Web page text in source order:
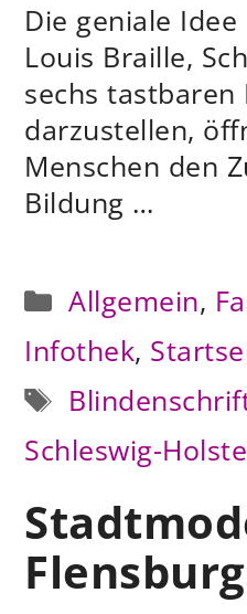
Die geniale
Louis Braille,
sechs tastbaren
darzustellen,
Menschen den
Bildung …
Kategorien
Allgemein,
Infothek,
Schlagwörter
Schleswig-
Flensburg